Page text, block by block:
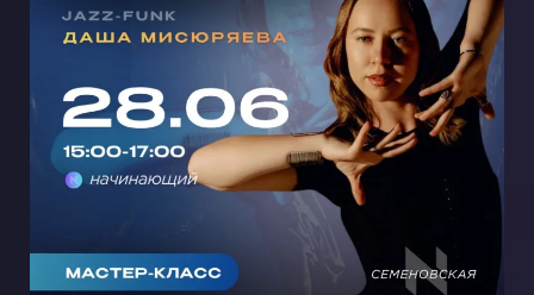
МАСТЕР-КЛАСС ДЖАЗ-ФАНК С
ДАШЕЙ МИСЮРЯЕВОЙ НА
СЕМЕНОВСКОЙ